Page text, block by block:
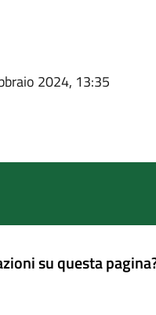
2024, 13:35
su questa